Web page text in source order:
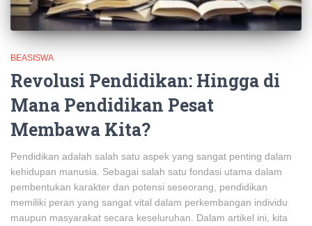
BEASISWA
Revolusi Pendidikan: Hingga di
Mana Pendidikan Pesat
Membawa Kita?
Pendidikan adalah salah satu aspek yang sangat penting dalam
kehidupan manusia. Sebagai salah satu fondasi utama dalam
pembentukan karakter dan potensi seseorang, pendidikan
memiliki peran yang sangat vital dalam perkembangan individu
maupun masyarakat secara keseluruhan. Dalam artikel ini, kita